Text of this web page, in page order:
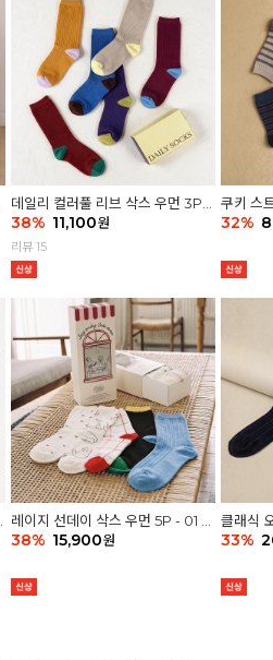
데일리 컬러풀 리브 삭스 우먼 3P
세트
38% 11,100원
리뷰 15
레이지 선데이 삭스 우먼 5P - 01 G
athering
38% 15,900원
쿠키 스
32%
클래식
세트
33%